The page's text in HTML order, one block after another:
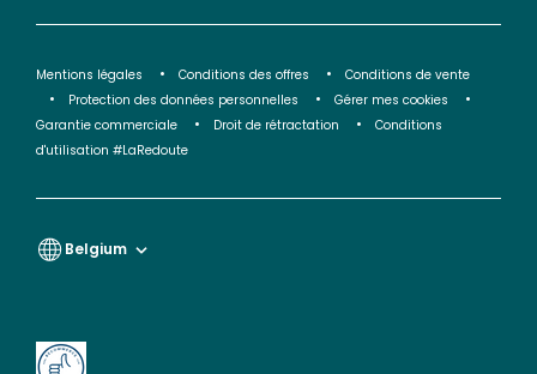
Mentions légales Conditions des offres
Conditions de vente
Protection des données personnelles
Gérer mes cookies
Garantie commerciale
Droit de rétractation
Conditions
d'utilisation #LaRedoute
Belgium